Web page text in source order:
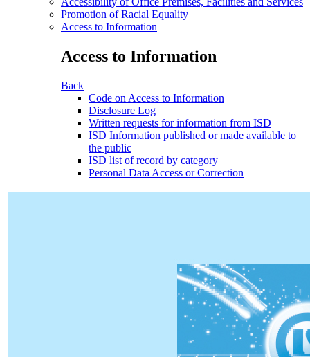
Promotion of Racial Equality
Access to Information
Access to Information
Back
Code on Access to Information
Disclosure Log
Written requests for information from ISD
ISD Information published or made available to
the public
ISD list of record by category
Personal Data Access or Correction